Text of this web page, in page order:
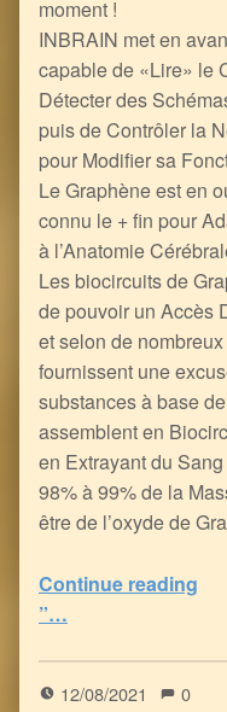
moment !
INBRAIN met en
capable de «Lire» le
Détecter des
puis de Contrôler la
pour Modifier sa
Le Graphène est en
connu le + fin pour
à l’Anatomie
Les biocircuits de
de pouvoir un Accès
et selon de
fournissent une
substances à base
assemblent en
en Extrayant du
98% à 99% de la
être de l’oxyde de
Continue reading
”…
12/08/2021 0